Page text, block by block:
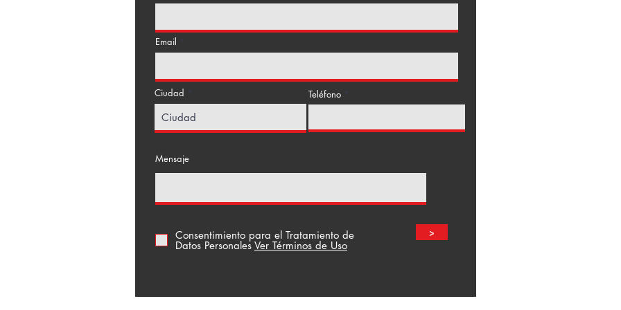
Email
Ciudad Teléfono
Mensaje
Consentimiento para el Tratamiento de
Datos Personales Ver Términos de Uso
>